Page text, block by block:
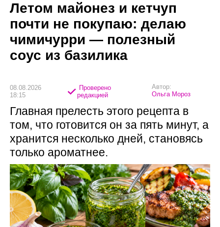
Летом майонез и кетчуп
почти не покупаю: делаю
чимичурри — полезный
соус из базилика
08.08.2026
18:15
Проверено
редакцией
Автор:
Ольга Мороз
Главная прелесть этого рецепта в
том, что готовится он за пять минут, а
хранится несколько дней, становясь
только ароматнее.